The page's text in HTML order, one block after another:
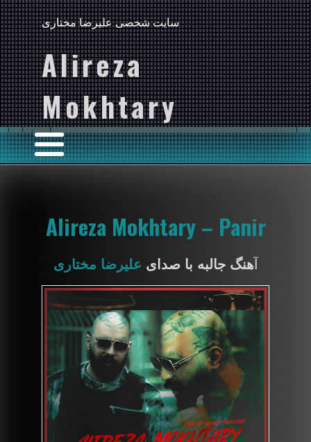
سایت شخصی علیرضا مختاری
Alireza
Mokhtary
Alireza Mokhtary – Panir
آهنگ جالبه با صدای علیرضا مختاری